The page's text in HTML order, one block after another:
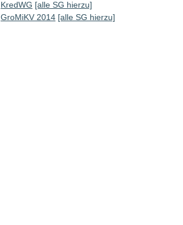
KredWG [alle SG hierzu]
GroMiKV 2014 [alle SG hierzu]